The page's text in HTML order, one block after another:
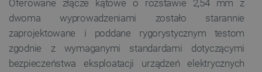
Oferowane złącze kątowe o rozstawie 2,54 mm z
dwoma wyprowadzeniami zostało starannie
zaprojektowane i poddane rygorystycznym testom
zgodnie z wymaganymi standardami dotyczącymi
bezpieczeństwa eksploatacji urządzeń elektrycznych